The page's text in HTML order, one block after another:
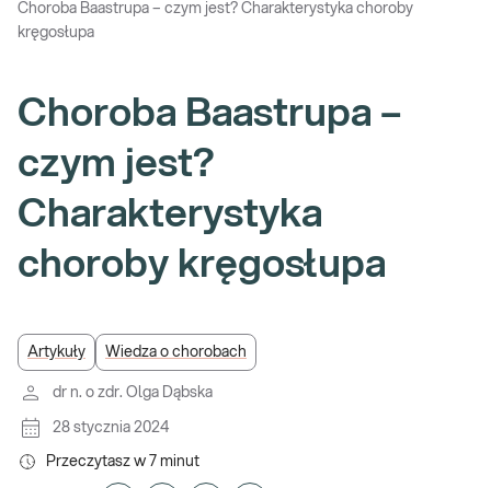
Choroba Baastrupa – czym jest? Charakterystyka choroby
kręgosłupa
Choroba Baastrupa –
czym jest?
Charakterystyka
choroby kręgosłupa
Artykuły Wiedza o chorobach
dr n. o zdr. Olga Dąbska
28 stycznia 2024
Przeczytasz w 7 minut